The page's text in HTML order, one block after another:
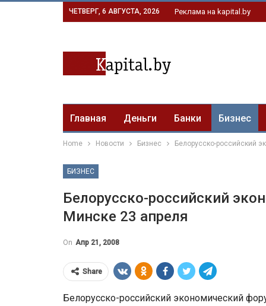
ЧЕТВЕРГ, 6 АВГУСТА, 2026 Реклама на kapital.by
Главная Деньги Банки Бизнес
Home Новости Бизнес Белорусско-российский
БИЗНЕС
Белорусско-российский
Минске 23 апреля
On Апр 21, 2008
Share
Белорусско-российский экономический